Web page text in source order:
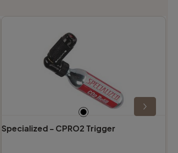
Specialized - CPRO2 Trigger